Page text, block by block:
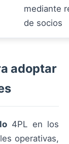
mediante
de socios
adoptar
4PL en los
operativas,